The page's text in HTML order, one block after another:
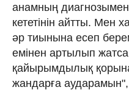
анамның
кететінін айтты. Мен
әр тиынына есеп
емінен артылып
қайырымдылық
жандарға аударамын",